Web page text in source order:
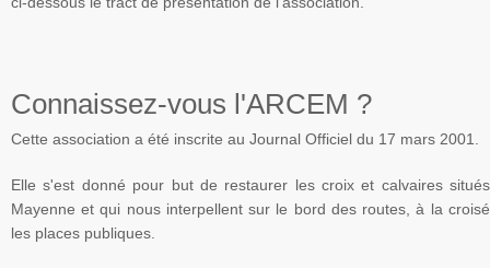
Connaissez-vous l'ARCEM ?
Cette association a été inscrite au Journal Officiel du 17 mars 2001.
Elle s'est donné pour but de restaurer les croix et calvaires
Mayenne et qui nous interpellent sur le bord des routes, à la
les places publiques.